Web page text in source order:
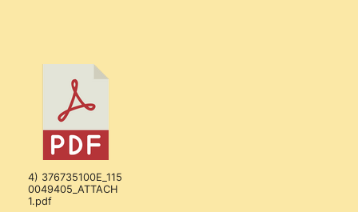
4) 376735100E_115
0049405_ATTACH
1.pdf